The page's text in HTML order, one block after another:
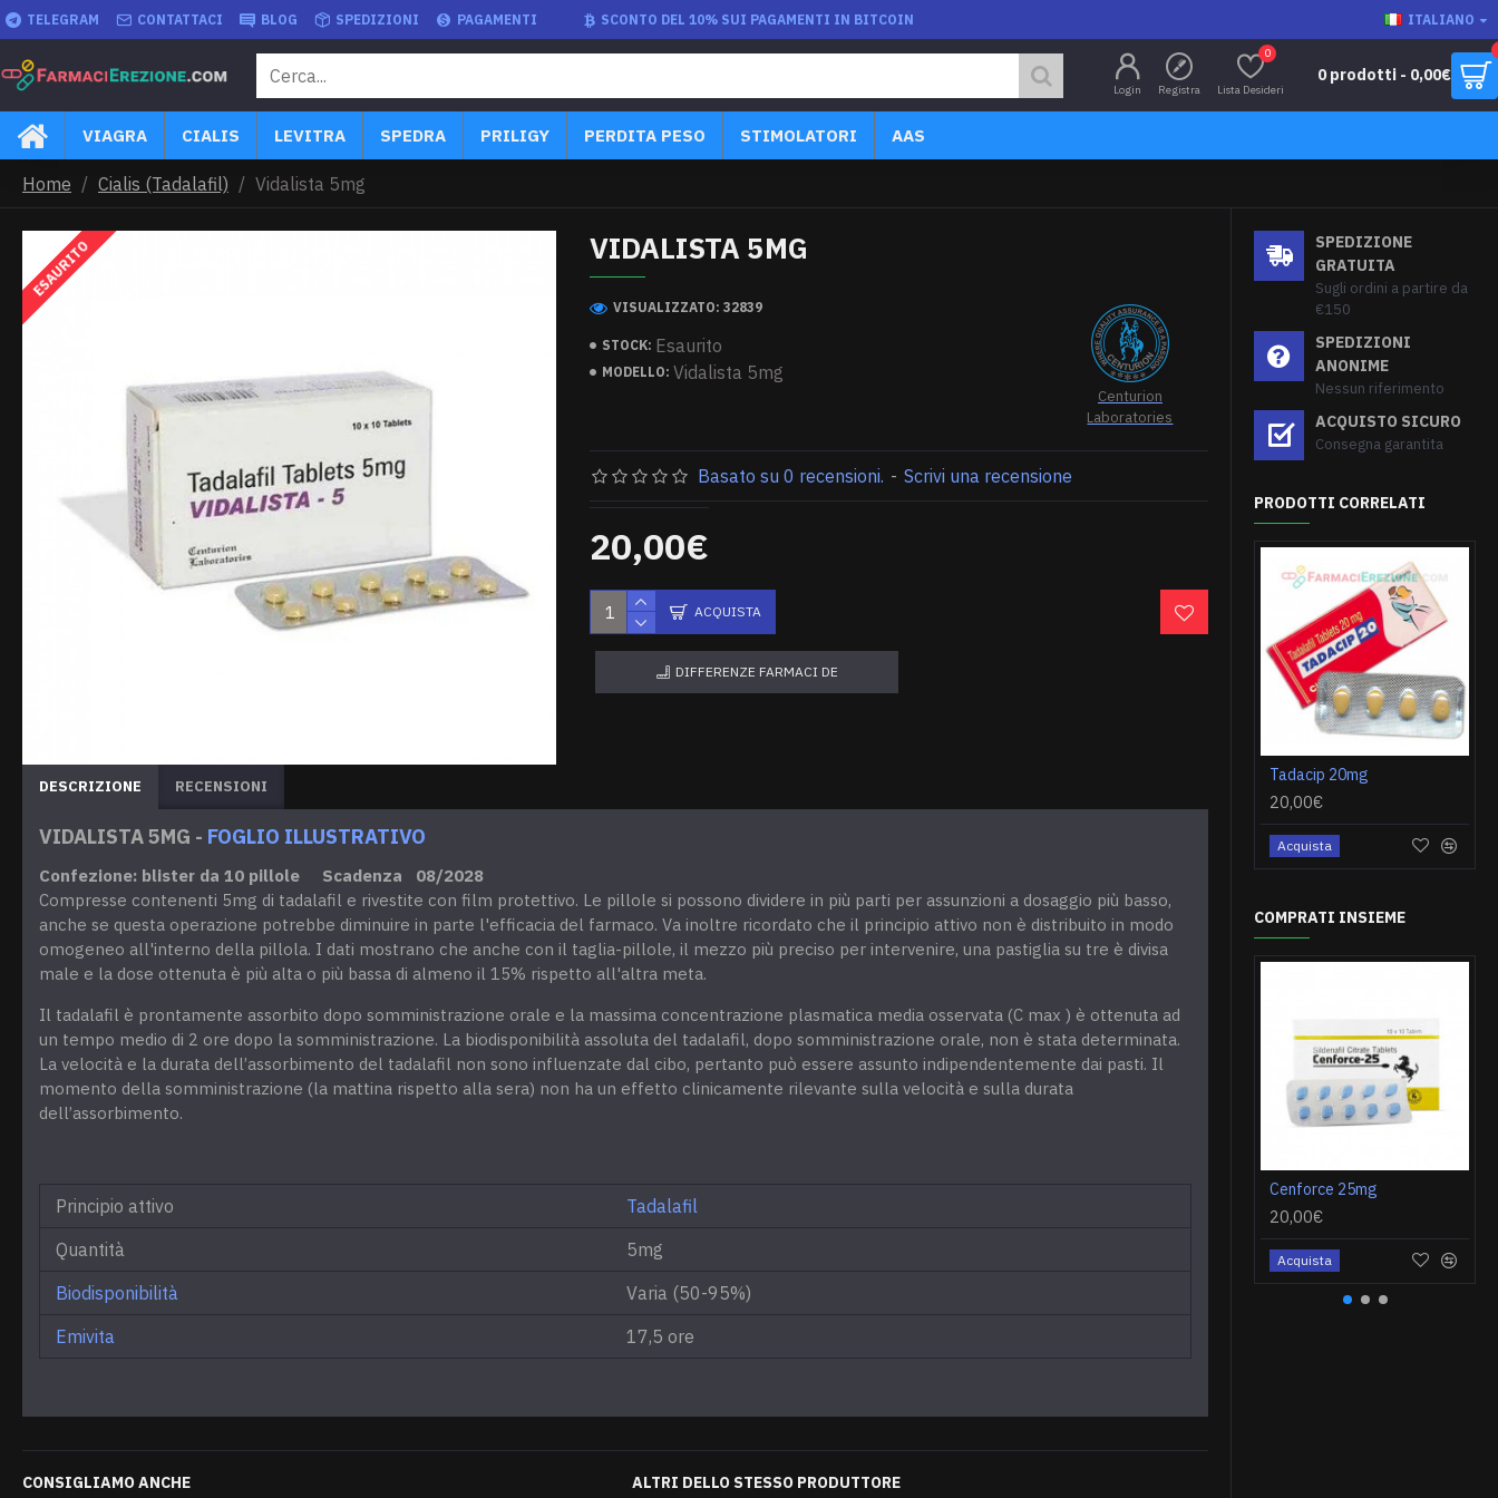
TELEGRAM CONTATTACI BLOG SPEDIZIONI PAGAMENTI SCONTO DEL 10% SUI PAGAMENTI IN BITCOIN ITALIANO
Login Registra Lista Desideri
0
0 prodotti - 0,00€
VIAGRA CIALIS LEVITRA SPEDRA PRILIGY PERDITA PESO STIMOLATORI AAS
Home Cialis (Tadalafil) Vidalista 5mg
ESAURITO VIDALISTA 5MG
STOCK: Esaurito
MODELLO: Vidalista 5mg
Centurion
Laboratories
VISUALIZZATO: 32839
Basato su 0 recensioni. - Scrivi una recensione
20,00€
ACQUISTA
DIFFERENZE FARMACI DE
DESCRIZIONE RECENSIONI
VIDALISTA 5MG - FOGLIO ILLUSTRATIVO
Confezione: blister da 10 pillole Scadenza 08/2028
Compresse contenenti 5mg di tadalafil e rivestite con film protettivo. Le pillole si possono dividere in più parti per assunzioni a dosaggio più basso,
anche se questa operazione potrebbe diminuire in parte l'efficacia del farmaco. Va inoltre ricordato che il principio attivo non è distribuito in modo
omogeneo all'interno della pillola. I dati mostrano che anche con il taglia-pillole, il mezzo più preciso per intervenire, una pastiglia su tre è divisa
male e la dose ottenuta è più alta o più bassa di almeno il 15% rispetto all'altra meta.
Il tadalafil è prontamente assorbito dopo somministrazione orale e la massima concentrazione plasmatica media osservata (C max ) è ottenuta ad
un tempo medio di 2 ore dopo la somministrazione. La biodisponibilità assoluta del tadalafil, dopo somministrazione orale, non è stata determinata.
La velocità e la durata dell’assorbimento del tadalafil non sono influenzate dal cibo, pertanto può essere assunto indipendentemente dai pasti. Il
momento della somministrazione (la mattina rispetto alla sera) non ha un effetto clinicamente rilevante sulla velocità e sulla durata
dell’assorbimento.
Principio attivo
Tadalafil
Quantità
5mg
Biodisponibilità
Varia (50-95%)
Emivita
17,5 ore
CONSIGLIAMO ANCHE ALTRI DELLO STESSO PRODUTTORE
SPEDIZIONE
GRATUITA
Sugli ordini a partire da
€150
SPEDIZIONI
ANONIME
Nessun riferimento
ACQUISTO SICURO
Consegna garantita
PRODOTTI CORRELATI
Tadacip 20mg
20,00€
Acquista
COMPRATI INSIEME
Cenforce 25mg
20,00€
Acquista